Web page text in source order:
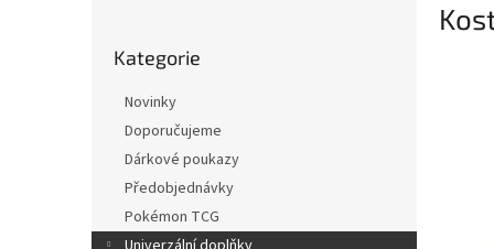
a
kategorie
Kategorie
Novinky
Doporučujeme
Dárkové poukazy
Předobjednávky
Pokémon TCG